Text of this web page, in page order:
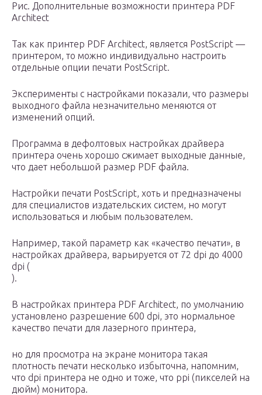
Рис. Дополнительные возможности принтера PDF
Architect
Так как принтер PDF Architect, является PostScript —
принтером, то можно индивидуально настроить
отдельные опции печати PostScript.
Эксперименты с настройками показали, что размеры
выходного файла незначительно меняются от
изменений опций.
Программа в дефолтовых настройках драйвера
принтера очень хорошо сжимает выходные данные,
что дает небольшой размер PDF файла.
Настройки печати PostScript, хоть и предназначены
для специалистов издательских систем, но могут
использоваться и любым пользователем.
Например, такой параметр как «качество печати», в
настройках драйвера, варьируется от 72 dpi до 4000
dpi (
).
В настройках принтера PDF Architect, по умолчанию
установлено разрешение 600 dpi, это нормальное
качество печати для лазерного принтера,
но для просмотра на экране монитора такая
плотность печати несколько избыточна, напомним,
что dpi принтера не одно и тоже, что ppi (пикселей на
дюйм) монитора.